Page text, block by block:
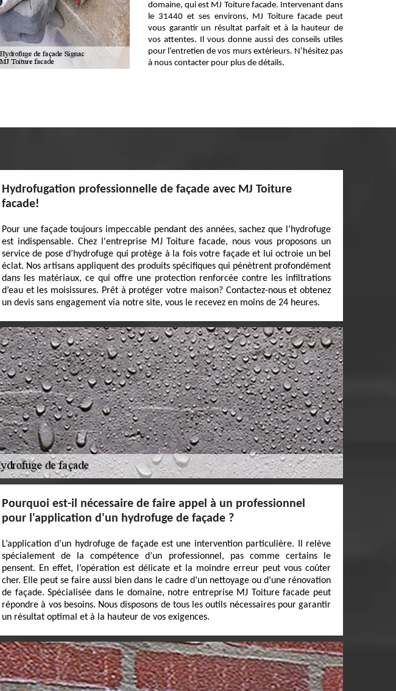
domaine, qui est MJ Toiture facade. Intervenant dans
le 31440 et ses environs, MJ Toiture facade peut
vous garantir un résultat parfait et à la hauteur de
vos attentes. Il vous donne aussi des conseils utiles
pour l’entretien de vos murs extérieurs. N’hésitez pas
à nous contacter pour plus de détails.
Hydrofugation professionnelle de façade avec MJ Toiture
facade!
Pour une façade toujours impeccable pendant des années, sachez que l’hydrofuge
est indispensable. Chez l'entreprise MJ Toiture facade, nous vous proposons un
service de pose d’hydrofuge qui protège à la fois votre façade et lui octroie un bel
éclat. Nos artisans appliquent des produits spécifiques qui pénètrent profondément
dans les matériaux, ce qui offre une protection renforcée contre les infiltrations
d’eau et les moisissures. Prêt à protéger votre maison? Contactez-nous et obtenez
un devis sans engagement via notre site, vous le recevez en moins de 24 heures.
Pourquoi est-il nécessaire de faire appel à un professionnel
pour l'application d'un hydrofuge de façade ?
L’application d’un hydrofuge de façade est une intervention particulière. Il relève
spécialement de la compétence d’un professionnel, pas comme certains le
pensent. En effet, l’opération est délicate et la moindre erreur peut vous coûter
cher. Elle peut se faire aussi bien dans le cadre d’un nettoyage ou d’une rénovation
de façade. Spécialisée dans le domaine, notre entreprise MJ Toiture facade peut
répondre à vos besoins. Nous disposons de tous les outils nécessaires pour garantir
un résultat optimal et à la hauteur de vos exigences.